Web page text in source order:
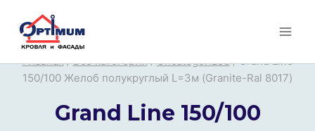
Перейти
Главная / Все категории / Uncategorized / Grand Line
150/100 Желоб полукруглый L=3м (Granite-Ral 8017)
Grand Line 150/100